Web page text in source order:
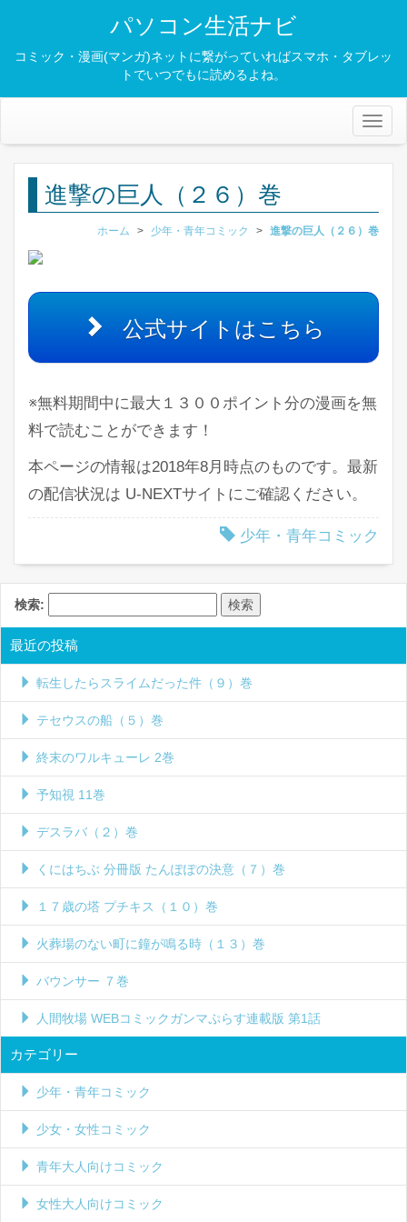
パソコン生活ナビ
コミック・漫画(マンガ)ネットに繋がっていればスマホ・タブレッ
トでいつでもに読めるよね。
進撃の巨人（２６）巻
ホーム > 少年・青年コミック > 進撃の巨人（２６）巻
公式サイトはこちら
※無料期間中に最大１３００ポイント分の漫画を無
料で読むことができます！
本ページの情報は2018年8月時点のものです。最新
の配信状況は U-NEXTサイトにご確認ください。
少年・青年コミック
検索:
最近の投稿
転生したらスライムだった件（９）巻
テセウスの船（５）巻
終末のワルキューレ 2巻
予知視 11巻
デスラバ（２）巻
くにはちぶ 分冊版 たんぽぽの決意（７）巻
１７歳の塔 プチキス（１０）巻
火葬場のない町に鐘が鳴る時（１３）巻
バウンサー ７巻
人間牧場 WEBコミックガンマぷらす連載版 第1話
カテゴリー
少年・青年コミック
少女・女性コミック
青年大人向けコミック
女性大人向けコミック